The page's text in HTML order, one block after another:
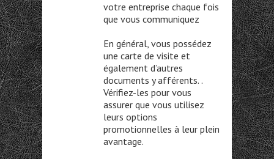
votre entreprise chaque fois
que vous communiquez
En général, vous possédez
une carte de visite et
également d’autres
documents y afférents. .
Vérifiez-les pour vous
assurer que vous utilisez
leurs options
promotionnelles à leur plein
avantage.